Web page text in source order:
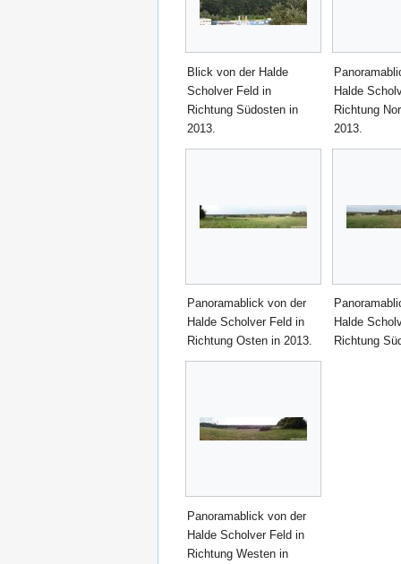
Blick von der Halde
Scholver Feld in
Richtung Südosten in
2013.
Halde
Richtung
2013.
Panoramablick von der
Halde Scholver Feld in
Richtung Osten in 2013.
Halde
Richtung
Panoramablick von der
Halde Scholver Feld in
Richtung Westen in